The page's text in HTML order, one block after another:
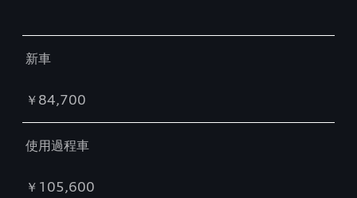
新車
￥84,700
使用過程車
￥105,600